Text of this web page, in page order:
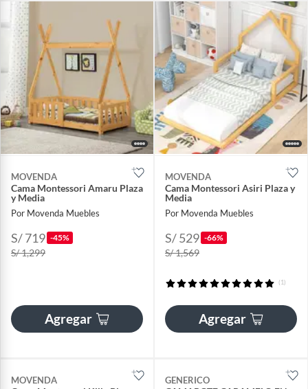
MOVENDA
Cama Montessori Amaru Plaza
y Media
Por Movenda Muebles
S/ 719 -45%
S/ 1,299
Agregar
MOVENDA
Cama Montessori Asiri Plaza y
Media
Por Movenda Muebles
S/ 529 -66%
S/ 1,569
(1)
Agregar
MOVENDA GENERICO